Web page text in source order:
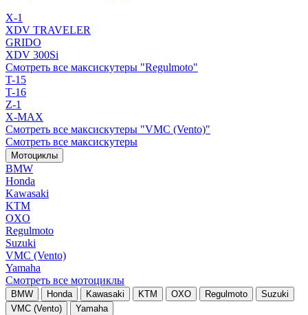
X-1
XDV TRAVELER
GRIDO
XDV 300Si
Смотреть все максискутеры "Regulmoto"
T-15
T-16
Z-1
X-MAX
Смотреть все максискутеры "VMC (Vento)"
Смотреть все максискутеры
Мотоциклы
BMW
Honda
Kawasaki
KTM
OXO
Regulmoto
Suzuki
VMC (Vento)
Yamaha
Смотреть все мотоциклы
BMW Honda Kawasaki KTM OXO Regulmoto
Suzuki
VMC (Vento)
Yamaha